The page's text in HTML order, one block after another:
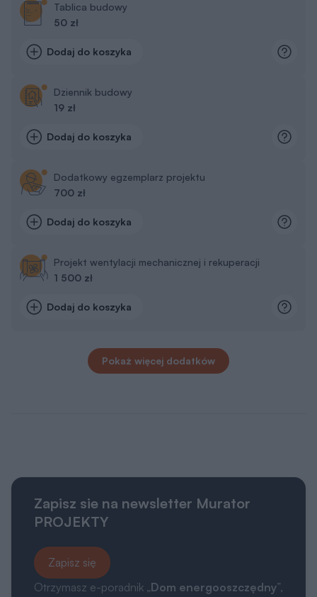
Tablica budowy
50 zł
Dodaj do koszyka
Dziennik budowy
19 zł
Dodaj do koszyka
Dodatkowy egzemplarz projektu
700 zł
Dodaj do koszyka
Projekt wentylacji mechanicznej i rekuperacji
1 500 zł
Dodaj do koszyka
Pokaż więcej dodatków
Zapisz sie na newsletter Murator
PROJEKTY
Zapisz się
Otrzymasz e-poradnik „Dom energooszczędny”,